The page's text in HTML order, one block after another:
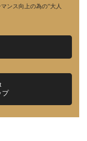
ンス向上の為の“大人
プ